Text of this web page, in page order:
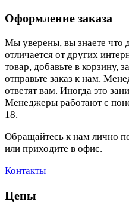
Оформление заказа
Мы уверены, вы знаете что
отличается от других
товар, добавьте в корзину,
отправьте заказ к нам.
ответят вам. Иногда это
Менеджеры работают с
18.
Обращайтесь к нам лично
или приходите в офис.
Контакты
Цены